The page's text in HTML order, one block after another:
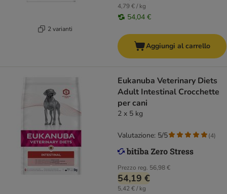
2 varianti
4,79 € / kg
54,04 €
Aggiungi al carrello
Eukanuba Veterinary Diets
Adult Intestinal Crocchette
per cani
2 x 5 kg
Prezzo reg. 56,98 €
54,19 €
5,42 € / kg
Valutazione: 5/5 (4)